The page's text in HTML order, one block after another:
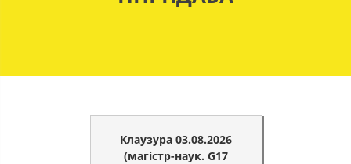
Клаузура 03.08.2026
(магістр-наук. G17